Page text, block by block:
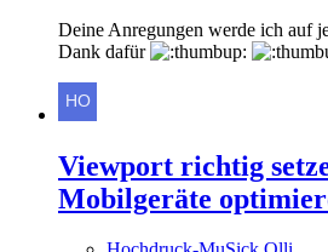
Deine Anregungen werde ich auf
Dank dafür
Viewport richtig
Mobilgeräte